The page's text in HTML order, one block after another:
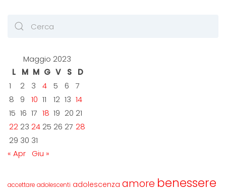
Maggio 2023
L
M M G V S
D
1
2 3 4 5 6
7
8
9 10 11 12 13 14
15 16 17 18 19 20 21
22 23 24 25 26 27 28
29 30 31
« Apr
Giu »
accettare adolescenti adolescenza amore benessere